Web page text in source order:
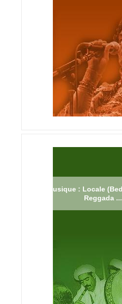
Musique : Locale
Reggada